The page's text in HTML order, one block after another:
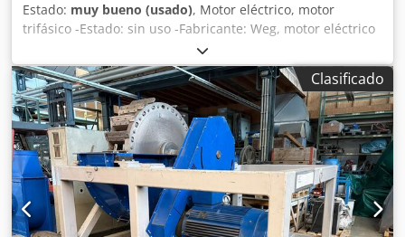
Estado: muy bueno (usado), Motor eléctrico, motor
trifásico -Estado: sin uso -Fabricante: Weg, motor eléctrico
tipo W22 280S/M-02 -Potencia: 90 kW -Velocidad: 2970 rpm
-Eje: Ø 65 x 140 mm -Configuración constructiva: B3 -Clase
de protección: IP 55 -Cantidad: 1 unidad de motor eléctrico
disponible Csdpfx Aijuicdyeysrf -Precio: por unidad -
Dimensiones: 1070/560/Alt. 745 mm -Peso: 692 kg
Clasificado